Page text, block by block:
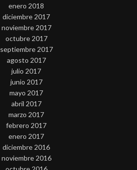
enero 2018
diciembre 2017
noviembre 2017
octubre 2017
septiembre 2017
agosto 2017
julio 2017
junio 2017
mayo 2017
abril 2017
marzo 2017
febrero 2017
enero 2017
diciembre 2016
noviembre 2016